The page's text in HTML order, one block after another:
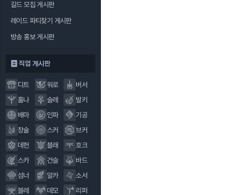
길드 모집 게시판
레이드 파티찾기 게시판
방송 홍보 게시판
직업 게시판
디트 워로
버서
홀나
슬레
발키
배마
인파
기공
창술
스커
브커
데헌
블래
호크
스카
건슬
바드
섬너
알카
소서
블레
데모
리퍼